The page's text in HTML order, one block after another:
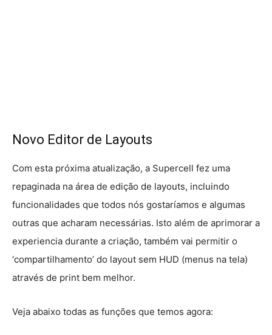
Novo Editor de Layouts
Com esta próxima atualização, a Supercell fez uma
repaginada na área de edição de layouts, incluindo
funcionalidades que todos nós gostaríamos e algumas
outras que acharam necessárias. Isto além de aprimorar a
experiencia durante a criação, também vai permitir o
‘compartilhamento’ do layout sem HUD (menus na tela)
através de print bem melhor.
Veja abaixo todas as funções que temos agora: